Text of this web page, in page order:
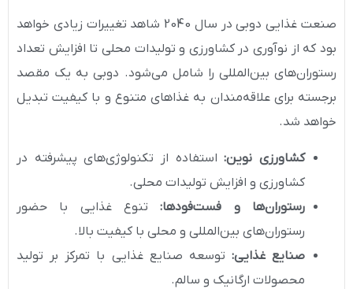
صنعت غذایی دوبی در سال 2040 شاهد تغییرات زیادی خواهد
بود که از نوآوری در کشاورزی و تولیدات محلی تا افزایش تعداد
رستوران‌های بین‌المللی را شامل می‌شود. دوبی به یک مقصد
برجسته برای علاقه‌مندان به غذاهای متنوع و با کیفیت تبدیل
خواهد شد.
کشاورزی نوین:استفاده از تکنولوژی‌های پیشرفته در
کشاورزی و افزایش تولیدات محلی.
رستوران‌ها و فست‌فودها:تنوع غذایی با حضور
رستوران‌های بین‌المللی و محلی با کیفیت بالا.
صنایع غذایی:توسعه صنایع غذایی با تمرکز بر تولید
محصولات ارگانیک و سالم.